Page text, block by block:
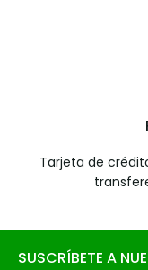
Tarjeta de
SUSCRÍBETE A